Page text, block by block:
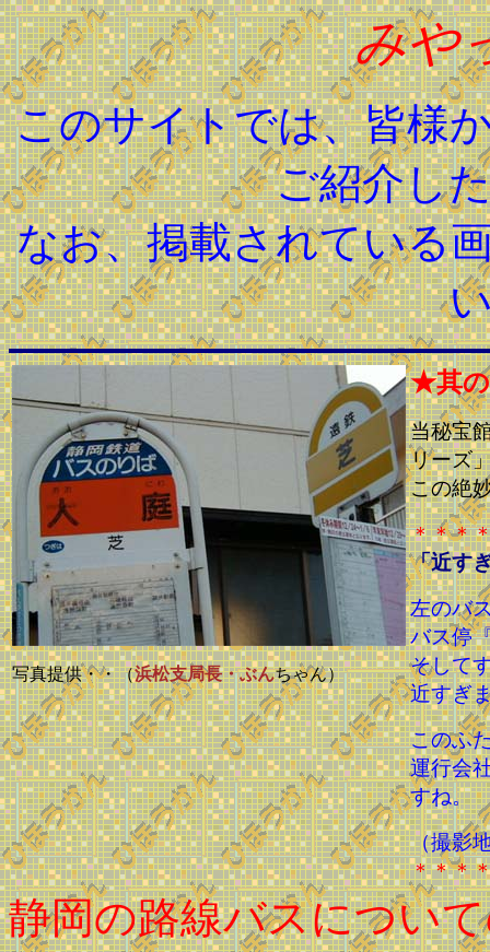
みや
このサイトでは、皆様
ご紹介し
なお、掲載されている
写真提供・・（浜松支局長・ぶんちゃん）
★其の
当秘宝
リーズ
この絶
＊＊＊
「近す
左のバ
バス停
そして
近すぎ
このふ
運行会
すね。
（撮影
＊＊＊
静岡の路線バスについ